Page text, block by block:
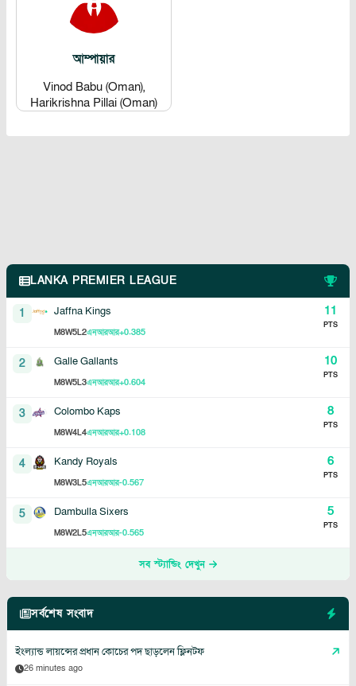
আম্পায়ার
Vinod Babu (Oman),
Harikrishna Pillai (Oman)
LANKA PREMIER LEAGUE
1 Jaffna Kings
M8W5L2এনআরআর+0.385
11
PTS
2 Galle Gallants
M8W5L3এনআরআর+0.604
10
PTS
3 Colombo Kaps
M8W4L4এনআরআর+0.108
8
PTS
4 Kandy Royals
M8W3L5এনআরআর-0.567
6
PTS
5 Dambulla Sixers
M8W2L5এনআরআর-0.565
5
PTS
সব স্ট্যান্ডিং দেখুন
সর্বশেষ সংবাদ
ইংল্যান্ড লায়ন্সের প্রধান কোচের পদ ছাড়লেন ফ্লিনটফ
26 minutes ago